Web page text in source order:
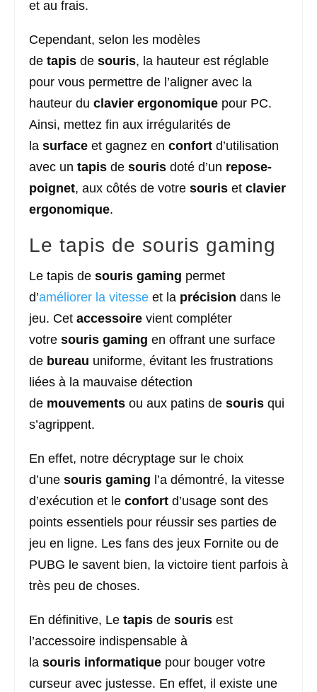
et au frais.
Cependant, selon les modèles
de tapis de souris, la hauteur est réglable
pour vous permettre de l’aligner avec la
hauteur du clavier ergonomique pour PC.
Ainsi, mettez fin aux irrégularités de
la surface et gagnez en confort d’utilisation
avec un tapis de souris doté d’un repose-
poignet, aux côtés de votre souris et clavier
ergonomique.
Le tapis de souris gaming
Le tapis de souris gaming permet
d’améliorer la vitesse et la précision dans le
jeu. Cet accessoire vient compléter
votre souris gaming en offrant une surface
de bureau uniforme, évitant les frustrations
liées à la mauvaise détection
de mouvements ou aux patins de souris qui
s’agrippent.
En effet, notre décryptage sur le choix
d’une souris gaming l’a démontré, la vitesse
d’exécution et le confort d’usage sont des
points essentiels pour réussir ses parties de
jeu en ligne. Les fans des jeux Fornite ou de
PUBG le savent bien, la victoire tient parfois à
très peu de choses.
En définitive, Le tapis de souris est
l’accessoire indispensable à
la souris informatique pour bouger votre
curseur avec justesse. En effet, il existe une